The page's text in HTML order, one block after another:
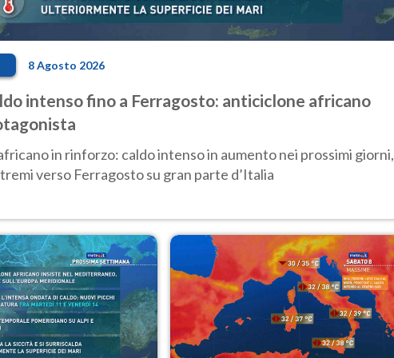
8 Agosto 2026
intenso fino a Ferragosto: anticiclone africano
in rinforzo: caldo intenso in aumento nei prossimi giorni,
verso Ferragosto su gran parte d’Italia